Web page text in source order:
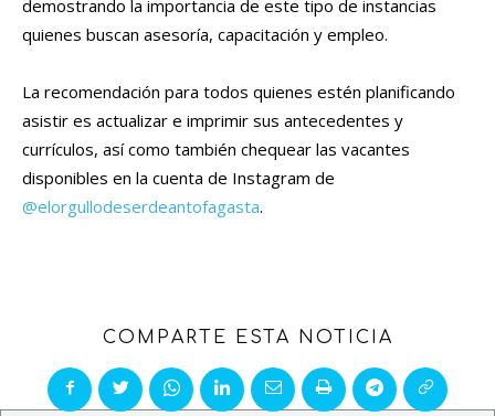
demostrando la importancia de este tipo de instancias
quienes buscan asesoría, capacitación y empleo.
La recomendación para todos quienes estén planificando
asistir es actualizar e imprimir sus antecedentes y
currículos, así como también chequear las vacantes
disponibles en la cuenta de Instagram de
@elorgullodeserdeantofagasta.
COMPARTE ESTA NOTICIA